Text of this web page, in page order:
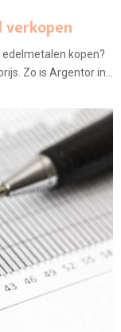
verkopen
kopen?
Zo is Argentor in...